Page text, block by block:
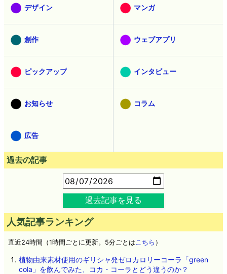
デザイン マンガ
創作 ウェブアプリ
ピックアップ インタビュー
お知らせ コラム
広告
過去の記事
過去記事を見る
人気記事ランキング
直近24時間（1時間ごとに更新。5分ごとは こちら ）
植物由来素材使用のギリシャ発ゼロカロリーコーラ「green
cola」を飲んでみた、コカ・コーラとどう違うのか？